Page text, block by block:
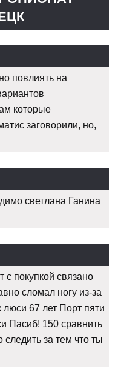
повлиять на
которые
заговорили, но,
светлана Ганина
покупкой связано
сломал ногу из-за
люси 67 лет Порт пяти
Пасиб! 150 сравнить
следить за тем что ты